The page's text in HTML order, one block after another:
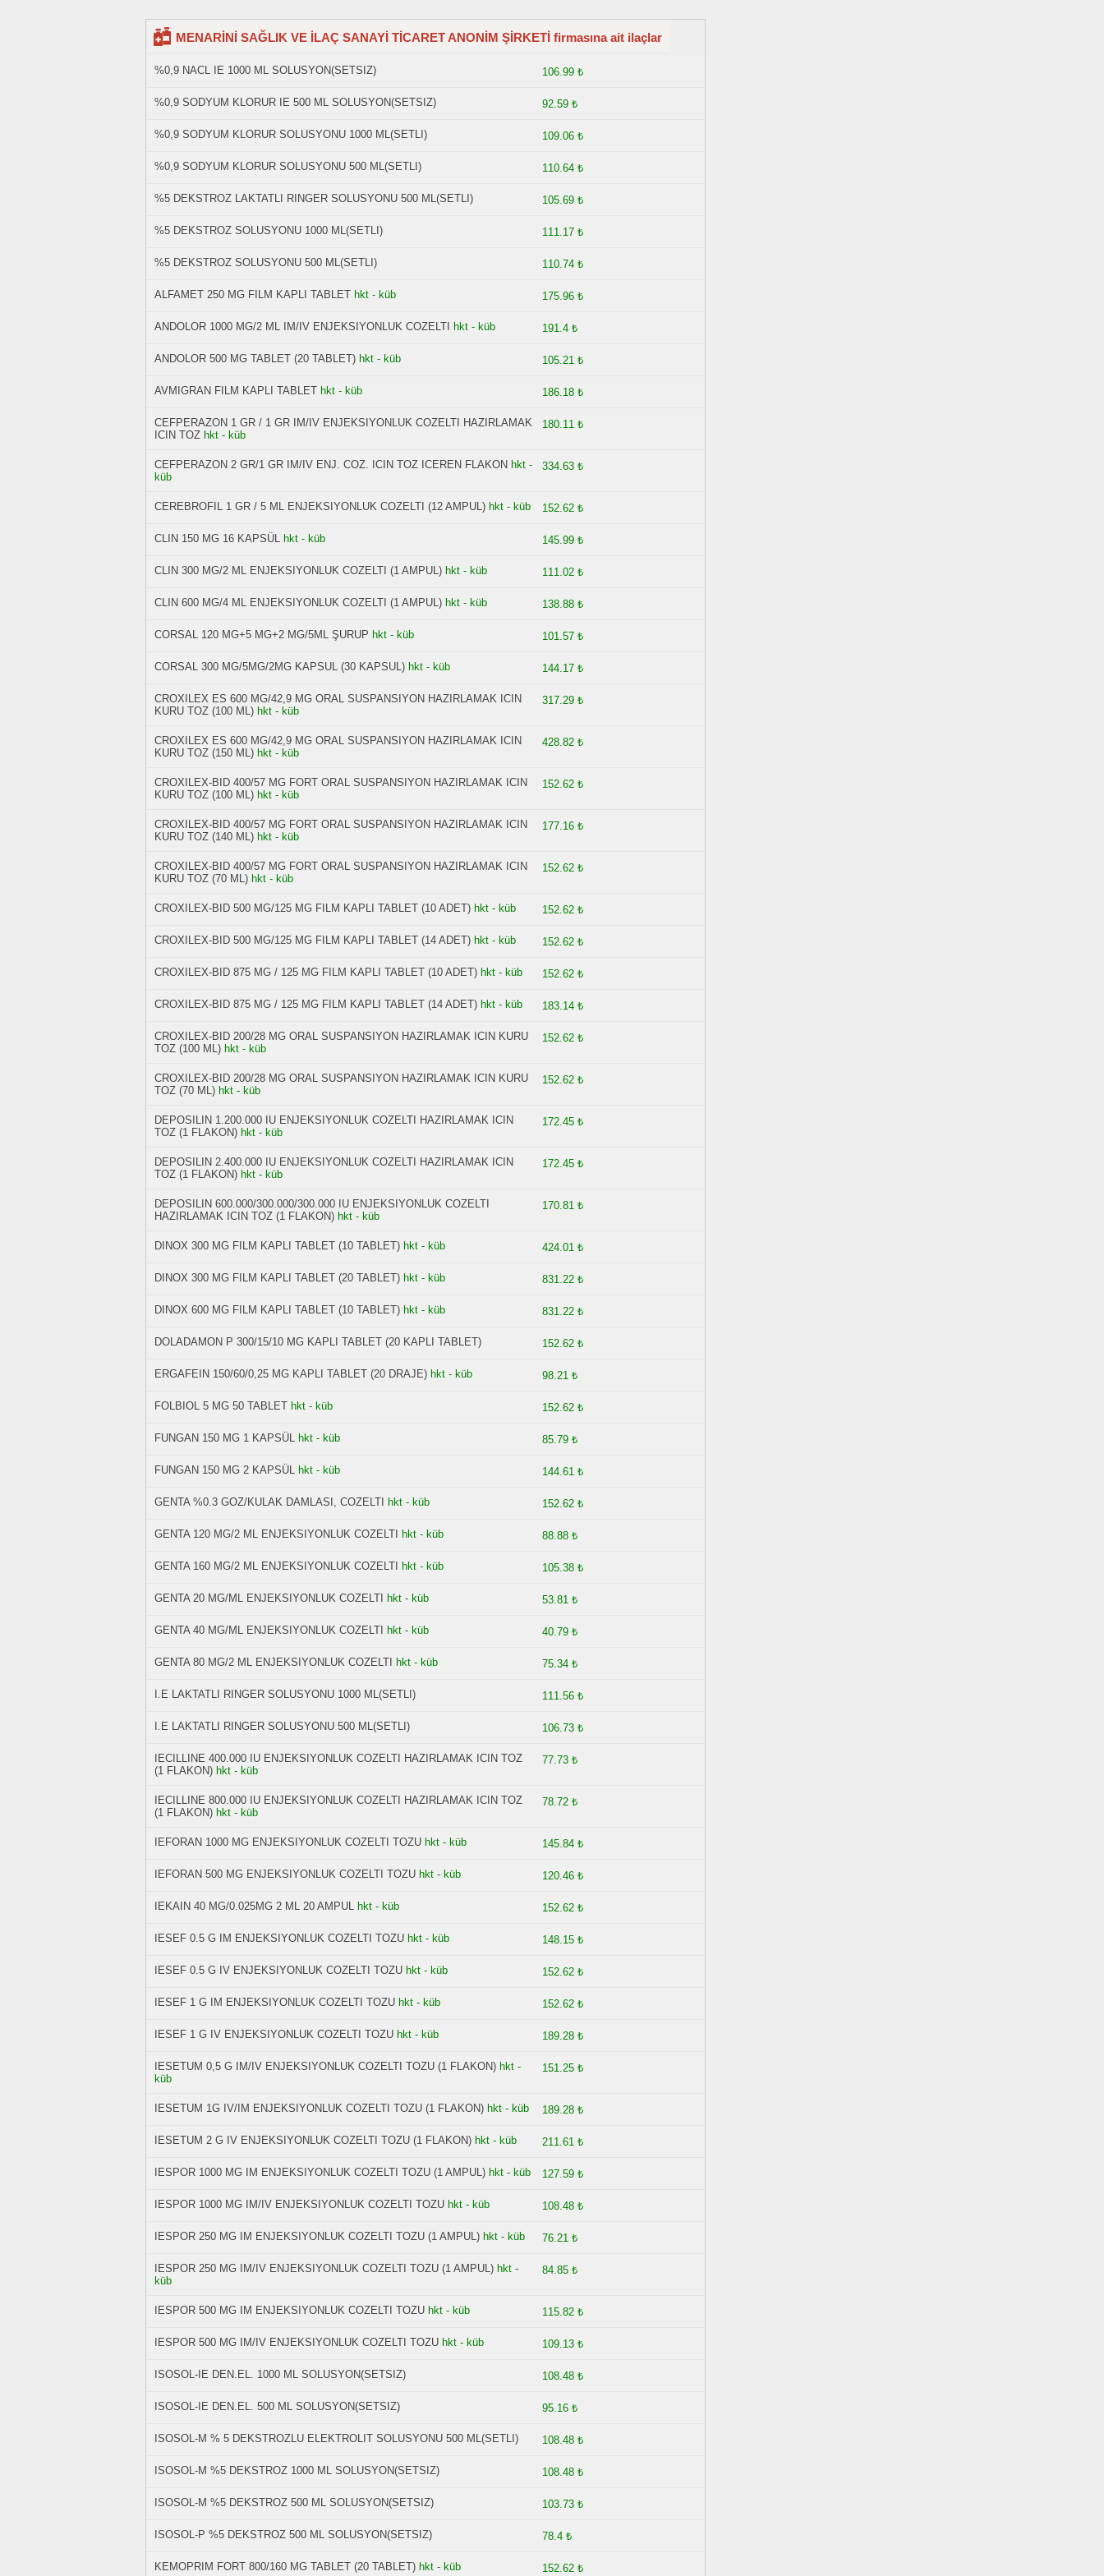
MENARİNİ SAĞLIK VE İLAÇ SANAYİ TİCARET ANONİM ŞİRKETİ firmasına ait ilaçlar
%0,9 NACL IE 1000 ML SOLUSYON(SETSIZ) 106.99 ₺
%0,9 SODYUM KLORUR IE 500 ML SOLUSYON(SETSIZ) 92.59 ₺
%0,9 SODYUM KLORUR SOLUSYONU 1000 ML(SETLI) 109.06 ₺
%0,9 SODYUM KLORUR SOLUSYONU 500 ML(SETLI) 110.64 ₺
%5 DEKSTROZ LAKTATLI RINGER SOLUSYONU 500 ML(SETLI) 105.69 ₺
%5 DEKSTROZ SOLUSYONU 1000 ML(SETLI) 111.17 ₺
%5 DEKSTROZ SOLUSYONU 500 ML(SETLI) 110.74 ₺
ALFAMET 250 MG FILM KAPLI TABLET hkt - küb 175.96 ₺
ANDOLOR 1000 MG/2 ML IM/IV ENJEKSIYONLUK COZELTI hkt - küb 191.4 ₺
ANDOLOR 500 MG TABLET (20 TABLET) hkt - küb 105.21 ₺
AVMIGRAN FILM KAPLI TABLET hkt - küb 186.18 ₺
CEFPERAZON 1 GR / 1 GR IM/IV ENJEKSIYONLUK COZELTI HAZIRLAMAK
ICIN TOZ hkt - küb
180.11 ₺
CEFPERAZON 2 GR/1 GR IM/IV ENJ. COZ. ICIN TOZ ICEREN FLAKON hkt -
küb
334.63 ₺
CEREBROFIL 1 GR / 5 ML ENJEKSIYONLUK COZELTI (12 AMPUL) hkt - küb 152.62 ₺
CLIN 150 MG 16 KAPSÜL hkt - küb 145.99 ₺
CLIN 300 MG/2 ML ENJEKSIYONLUK COZELTI (1 AMPUL) hkt - küb 111.02 ₺
CLIN 600 MG/4 ML ENJEKSIYONLUK COZELTI (1 AMPUL) hkt - küb 138.88 ₺
CORSAL 120 MG+5 MG+2 MG/5ML ŞURUP hkt - küb 101.57 ₺
CORSAL 300 MG/5MG/2MG KAPSUL (30 KAPSUL) hkt - küb 144.17 ₺
CROXILEX ES 600 MG/42,9 MG ORAL SUSPANSIYON HAZIRLAMAK ICIN
KURU TOZ (100 ML) hkt - küb
317.29 ₺
CROXILEX ES 600 MG/42,9 MG ORAL SUSPANSIYON HAZIRLAMAK ICIN
KURU TOZ (150 ML) hkt - küb
428.82 ₺
CROXILEX-BID 400/57 MG FORT ORAL SUSPANSIYON HAZIRLAMAK ICIN
KURU TOZ (100 ML) hkt - küb
152.62 ₺
CROXILEX-BID 400/57 MG FORT ORAL SUSPANSIYON HAZIRLAMAK ICIN
KURU TOZ (140 ML) hkt - küb
177.16 ₺
CROXILEX-BID 400/57 MG FORT ORAL SUSPANSIYON HAZIRLAMAK ICIN
KURU TOZ (70 ML) hkt - küb
152.62 ₺
CROXILEX-BID 500 MG/125 MG FILM KAPLI TABLET (10 ADET) hkt - küb 152.62 ₺
CROXILEX-BID 500 MG/125 MG FILM KAPLI TABLET (14 ADET) hkt - küb 152.62 ₺
CROXILEX-BID 875 MG / 125 MG FILM KAPLI TABLET (10 ADET) hkt - küb 152.62 ₺
CROXILEX-BID 875 MG / 125 MG FILM KAPLI TABLET (14 ADET) hkt - küb 183.14 ₺
CROXILEX‐BID 200/28 MG ORAL SUSPANSIYON HAZIRLAMAK ICIN KURU
TOZ (100 ML) hkt - küb
152.62 ₺
CROXILEX‐BID 200/28 MG ORAL SUSPANSIYON HAZIRLAMAK ICIN KURU
TOZ (70 ML) hkt - küb
152.62 ₺
DEPOSILIN 1.200.000 IU ENJEKSIYONLUK COZELTI HAZIRLAMAK ICIN
TOZ (1 FLAKON) hkt - küb
172.45 ₺
DEPOSILIN 2.400.000 IU ENJEKSIYONLUK COZELTI HAZIRLAMAK ICIN
TOZ (1 FLAKON) hkt - küb
172.45 ₺
DEPOSILIN 600.000/300.000/300.000 IU ENJEKSIYONLUK COZELTI
HAZIRLAMAK ICIN TOZ (1 FLAKON) hkt - küb
170.81 ₺
DINOX 300 MG FILM KAPLI TABLET (10 TABLET) hkt - küb 424.01 ₺
DINOX 300 MG FILM KAPLI TABLET (20 TABLET) hkt - küb 831.22 ₺
DINOX 600 MG FILM KAPLI TABLET (10 TABLET) hkt - küb 831.22 ₺
DOLADAMON P 300/15/10 MG KAPLI TABLET (20 KAPLI TABLET) 152.62 ₺
ERGAFEIN 150/60/0,25 MG KAPLI TABLET (20 DRAJE) hkt - küb 98.21 ₺
FOLBIOL 5 MG 50 TABLET hkt - küb 152.62 ₺
FUNGAN 150 MG 1 KAPSÜL hkt - küb 85.79 ₺
FUNGAN 150 MG 2 KAPSÜL hkt - küb 144.61 ₺
GENTA %0.3 GOZ/KULAK DAMLASI, COZELTI hkt - küb 152.62 ₺
GENTA 120 MG/2 ML ENJEKSIYONLUK COZELTI hkt - küb 88.88 ₺
GENTA 160 MG/2 ML ENJEKSIYONLUK COZELTI hkt - küb 105.38 ₺
GENTA 20 MG/ML ENJEKSIYONLUK COZELTI hkt - küb 53.81 ₺
GENTA 40 MG/ML ENJEKSIYONLUK COZELTI hkt - küb 40.79 ₺
GENTA 80 MG/2 ML ENJEKSIYONLUK COZELTI hkt - küb 75.34 ₺
I.E LAKTATLI RINGER SOLUSYONU 1000 ML(SETLI) 111.56 ₺
I.E LAKTATLI RINGER SOLUSYONU 500 ML(SETLI) 106.73 ₺
IECILLINE 400.000 IU ENJEKSIYONLUK COZELTI HAZIRLAMAK ICIN TOZ
(1 FLAKON) hkt - küb
77.73 ₺
IECILLINE 800.000 IU ENJEKSIYONLUK COZELTI HAZIRLAMAK ICIN TOZ
(1 FLAKON) hkt - küb
78.72 ₺
IEFORAN 1000 MG ENJEKSIYONLUK COZELTI TOZU hkt - küb 145.84 ₺
IEFORAN 500 MG ENJEKSIYONLUK COZELTI TOZU hkt - küb 120.46 ₺
IEKAIN 40 MG/0.025MG 2 ML 20 AMPUL hkt - küb 152.62 ₺
IESEF 0.5 G IM ENJEKSIYONLUK COZELTI TOZU hkt - küb 148.15 ₺
IESEF 0.5 G IV ENJEKSIYONLUK COZELTI TOZU hkt - küb 152.62 ₺
IESEF 1 G IM ENJEKSIYONLUK COZELTI TOZU hkt - küb 152.62 ₺
IESEF 1 G IV ENJEKSIYONLUK COZELTI TOZU hkt - küb 189.28 ₺
IESETUM 0,5 G IM/IV ENJEKSIYONLUK COZELTI TOZU (1 FLAKON) hkt -
küb
151.25 ₺
IESETUM 1G IV/IM ENJEKSIYONLUK COZELTI TOZU (1 FLAKON) hkt - küb 189.28 ₺
IESETUM 2 G IV ENJEKSIYONLUK COZELTI TOZU (1 FLAKON) hkt - küb 211.61 ₺
IESPOR 1000 MG IM ENJEKSIYONLUK COZELTI TOZU (1 AMPUL) hkt - küb 127.59 ₺
IESPOR 1000 MG IM/IV ENJEKSIYONLUK COZELTI TOZU hkt - küb 108.48 ₺
IESPOR 250 MG IM ENJEKSIYONLUK COZELTI TOZU (1 AMPUL) hkt - küb 76.21 ₺
IESPOR 250 MG IM/IV ENJEKSIYONLUK COZELTI TOZU (1 AMPUL) hkt -
küb
84.85 ₺
IESPOR 500 MG IM ENJEKSIYONLUK COZELTI TOZU hkt - küb 115.82 ₺
IESPOR 500 MG IM/IV ENJEKSIYONLUK COZELTI TOZU hkt - küb 109.13 ₺
ISOSOL-IE DEN.EL. 1000 ML SOLUSYON(SETSIZ) 108.48 ₺
ISOSOL-IE DEN.EL. 500 ML SOLUSYON(SETSIZ) 95.16 ₺
ISOSOL-M % 5 DEKSTROZLU ELEKTROLIT SOLUSYONU 500 ML(SETLI) 108.48 ₺
ISOSOL-M %5 DEKSTROZ 1000 ML SOLUSYON(SETSIZ) 108.48 ₺
ISOSOL-M %5 DEKSTROZ 500 ML SOLUSYON(SETSIZ) 103.73 ₺
ISOSOL-P %5 DEKSTROZ 500 ML SOLUSYON(SETSIZ) 78.4 ₺
KEMOPRIM FORT 800/160 MG TABLET (20 TABLET) hkt - küb 152.62 ₺